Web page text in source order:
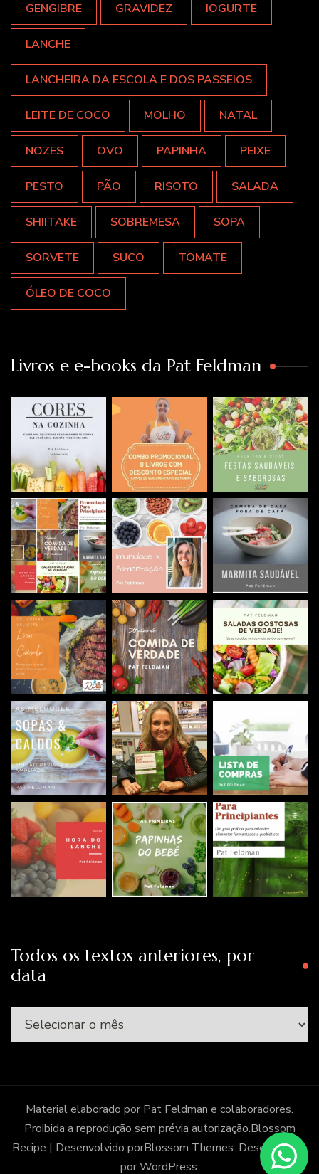
GENGIBRE GRAVIDEZ IOGURTE
LANCHE
LANCHEIRA DA ESCOLA E DOS PASSEIOS
LEITE DE COCO MOLHO NATAL
NOZES OVO PAPINHA PEIXE
PESTO PÃO RISOTO SALADA
SHIITAKE SOBREMESA SOPA
SORVETE SUCO TOMATE
ÓLEO DE COCO
Livros e e-books da Pat Feldman
Todos os textos anteriores, por
data
Todos
os
anteriores,
por
data
Material elaborado por Pat Feldman e colaboradores.
Proibida a reprodução sem prévia autorização.Blossom
Recipe | Desenvolvido porBlossom Themes. Desenvolvido
porWordPress.